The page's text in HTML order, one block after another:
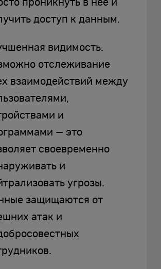
проникнуть в неё и
доступ к данным.
видимость.
отслеживание
взаимодействий между
и
— это
своевременно
и
угрозы.
защищаются от
атак и